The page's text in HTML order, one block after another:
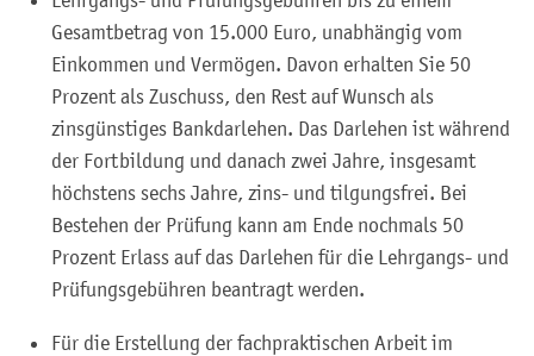
Gesamtbetrag von 15.000 Euro, unabhängig vom
Einkommen und Vermögen. Davon erhalten Sie 50
Prozent als Zuschuss, den Rest auf Wunsch als
zinsgünstiges Bankdarlehen. Das Darlehen ist während
der Fortbildung und danach zwei Jahre, insgesamt
höchstens sechs Jahre, zins- und tilgungsfrei. Bei
Bestehen der Prüfung kann am Ende nochmals 50
Prozent Erlass auf das Darlehen für die Lehrgangs- und
Prüfungsgebühren beantragt werden.
Für die Erstellung der fachpraktischen Arbeit im